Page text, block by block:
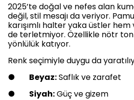
2025’te doğal ve nefes alan
değil, stil mesajı da veriyor.
karışımlı halter yaka üstler
de terletmiyor. Özellikle nötr
yönlülük katıyor.
Renk seçimiyle duygu da
● Beyaz:Saflık ve zarafet
● Siyah:Güç ve gizem